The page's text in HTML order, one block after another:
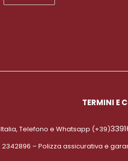
TERMINI E
Italia, Telefono e Whatsapp (+39)
– Polizza assicurativa e